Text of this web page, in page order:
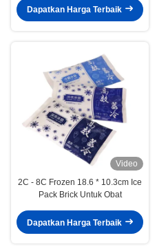
Berbagai Aplikasi
Dapatkan Harga Terbaik
Video
2C - 8C Frozen 18.6 * 10.3cm Ice
Pack Brick Untuk Obat
Dapatkan Harga Terbaik